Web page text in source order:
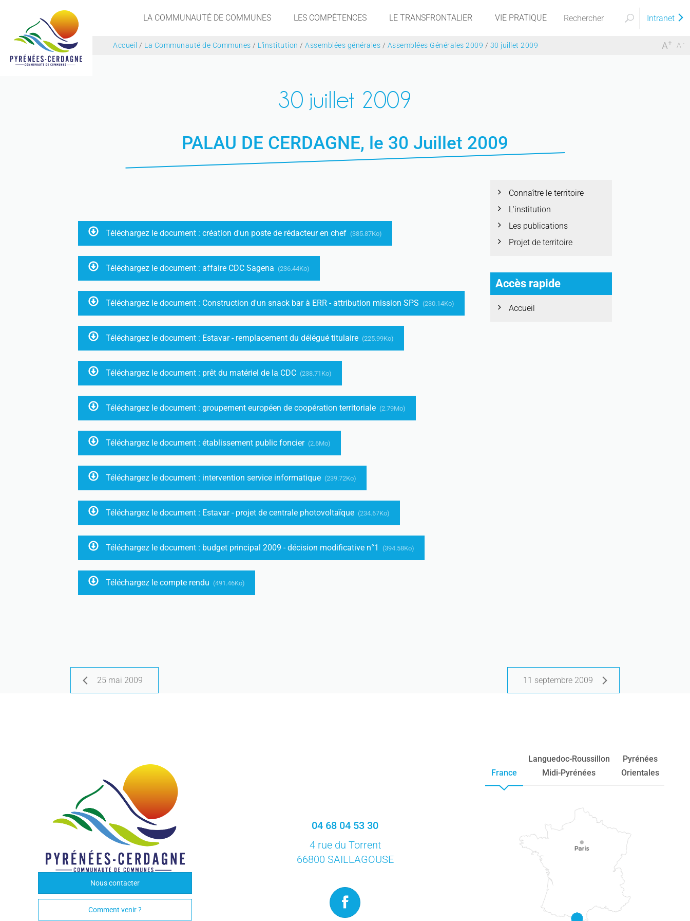
LA COMMUNAUTÉ DE COMMUNES LES COMPÉTENCES LE TRANSFRONTALIER VIE PRATIQUE Intranet
-
A
+
A
Accueil / La Communauté de Communes / L'institution / Assemblées générales / Assemblées Générales 2009 / 30 juillet 2009
30 juillet 2009
PALAU DE CERDAGNE, le 30 Juillet 2009
Téléchargez le document : création d'un poste de rédacteur en chef (385.87Ko)
Téléchargez le document : affaire CDC Sagena (236.44Ko)
Téléchargez le document : Construction d'un snack bar à ERR - attribution mission SPS (230.14Ko)
Téléchargez le document : Estavar - remplacement du délégué titulaire (225.99Ko)
Téléchargez le document : prêt du matériel de la CDC (238.71Ko)
Téléchargez le document : groupement européen de coopération territoriale (2.79Mo)
Téléchargez le document : établissement public foncier (2.6Mo)
Téléchargez le document : intervention service informatique (239.72Ko)
Téléchargez le document : Estavar - projet de centrale photovoltaïque (234.67Ko)
Téléchargez le document : budget principal 2009 - décision modificative n°1 (394.58Ko)
Téléchargez le compte rendu (491.46Ko)
Connaître le territoire
L'institution
Les publications
Projet de territoire
Accès rapide
Accueil
25 mai 2009 11 septembre 2009
Nous contacter
Comment venir ?
04 68 04 53 30
4 rue du Torrent
66800 SAILLAGOUSE
France
Languedoc-Roussillon
Midi-Pyrénées
Pyrénées
Orientales